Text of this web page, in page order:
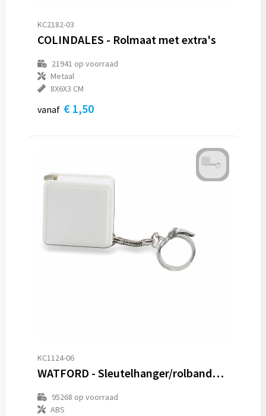
KC2182-03
COLINDALES - Rolmaat met extra's
21941 op voorraad
Metaal
8X6X3 CM
vanaf € 1,50
KC1124-06
WATFORD - Sleutelhanger/rolbandmaat 1 m
95268 op voorraad
ABS